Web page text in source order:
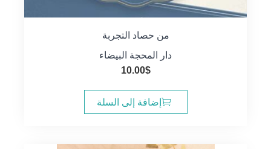
من حصاد التجربة
دار المحجة البيضاء
10.00$
إضافة إلى السلة